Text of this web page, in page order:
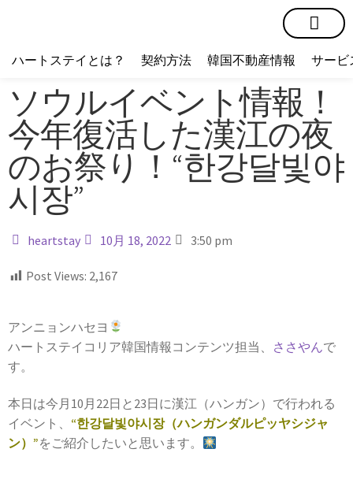
ハートステイとは？ 契約方法 韓国不動産情報 サービ
ソウルイベント情報！
今年復活した漢江の夜
のお祭り！“한강달빛야
시장”
heartstay 10月 18, 2022 3:50 pm
Post Views: 2,167
アンニョンハセヨ
ハートステイコリア韓国情報コンテンツ担当、 ささやんで
す。
本日は今月10月22日と23日に漢江（ハンガン）で行われる
イベント、 “한강달빛야시장（ハンガンダルピッヤシジャ
ン）”をご紹介したいと思います。